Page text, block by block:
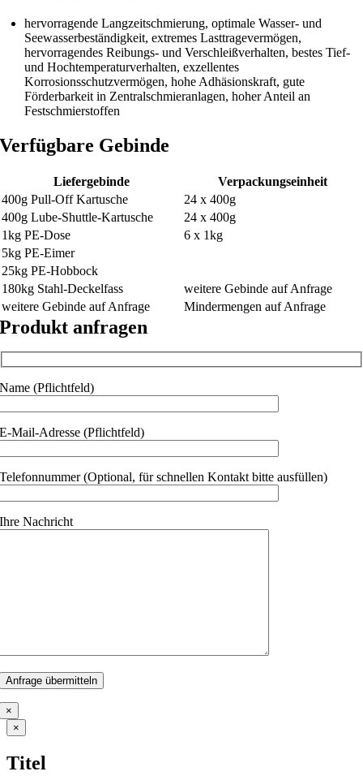
hervorragende Langzeitschmierung, optimale Wasser- und
Seewasserbeständigkeit, extremes Lasttragevermögen,
hervorragendes Reibungs- und Verschleißverhalten, bestes Tief-
und Hochtemperaturverhalten, exzellentes
Korrosionsschutzvermögen, hohe Adhäsionskraft, gute
Förderbarkeit in Zentralschmieranlagen, hoher Anteil an
Festschmierstoffen
Verfügbare Gebinde
Liefergebinde
Verpackungseinheit
400g Pull-Off Kartusche
24 x 400g
400g Lube-Shuttle-Kartusche
24 x 400g
1kg PE-Dose
6 x 1kg
5kg PE-Eimer
25kg PE-Hobbock
180kg Stahl-Deckelfass
weitere Gebinde auf Anfrage
weitere Gebinde auf Anfrage
Mindermengen auf Anfrage
Produkt anfragen
Name (Pflichtfeld)
E-Mail-Adresse (Pflichtfeld)
Telefonnummer (Optional, für schnellen Kontakt bitte ausfüllen)
Ihre Nachricht
×
Close
product
view
×
Titel